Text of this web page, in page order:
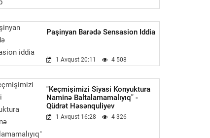
Paşinyan Barədə Sensasion Iddia
1 Avqust 20:11 4 508
"Keçmişimizi Siyasi Konyuktura
Naminə Baltalamamalıyıq" -
Qüdrət Həsənquliyev
1 Avqust 16:28 4 326